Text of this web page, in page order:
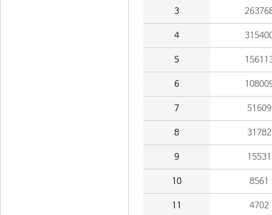
3
4
5
6
7 51609
8 31782
9 15531
10 8561
11 4702